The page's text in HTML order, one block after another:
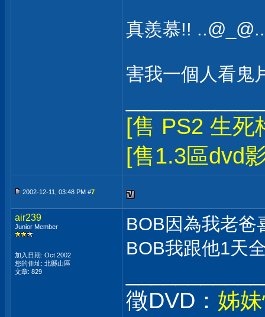
真羨慕!! ..@_@..
害我一個人看鬼
[售 PS2 生死
[售1.3區dvd
2002-12-11, 03:48 PM #7
air239
Junior Member
加入日期: Oct 2002
您的住址: 北縣山區
文章: 829
BOB因為我老爸
BOB我跟他1天
徵DVD： 姊